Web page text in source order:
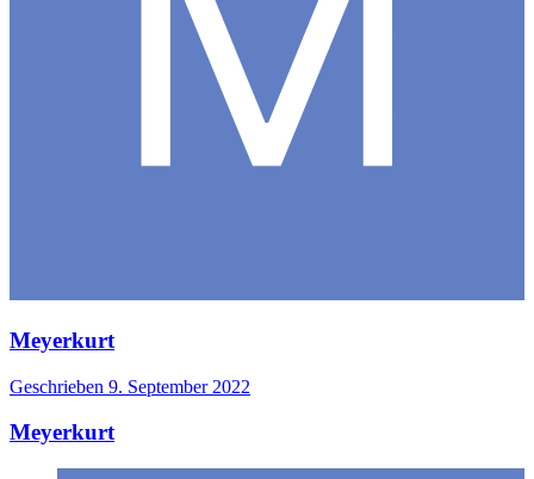
Meyerkurt
Geschrieben 9. September 2022
Meyerkurt